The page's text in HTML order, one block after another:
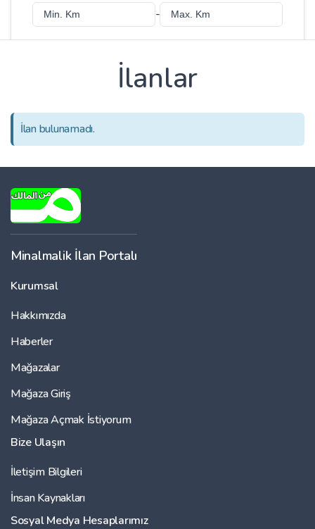
-
İlanlar
İlan bulunamadı.
Minalmalik İlan Portalı
Kurumsal
Hakkımızda
Haberler
Mağazalar
Mağaza Giriş
Mağaza Açmak İstiyorum
Bize Ulaşın
İletişim Bilgileri
İnsan Kaynakları
Sosyal Medya Hesaplarımız